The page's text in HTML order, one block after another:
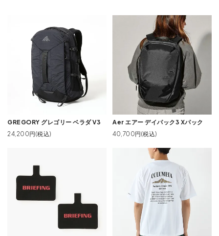
GREGORY グレゴリー ベラダ V3
24,200円(税込)
Aer エアー デイパック3 Xパック
40,700円(税込)